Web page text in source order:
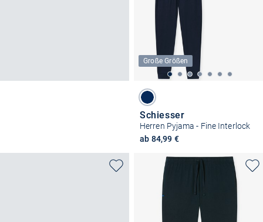
Große Größen
Schiesser
Herren Pyjama - Fine Interlock
ab 84,99 €